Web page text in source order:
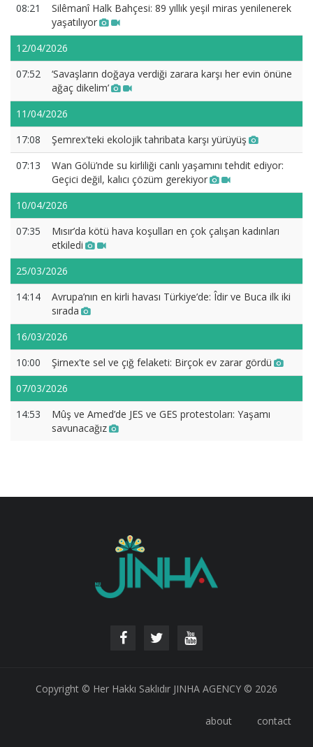
08:21
Silêmanî Halk Bahçesi: 89 yıllık yeşil miras yenilenerek
yaşatılıyor
12/04/2026
07:52
‘Savaşların doğaya verdiği zarara karşı her evin önüne
ağaç dikelim’
11/04/2026
17:08
Şemrex'teki ekolojik tahribata karşı yürüyüş
07:13
Wan Gölü’nde su kirliliği canlı yaşamını tehdit ediyor:
Geçici değil, kalıcı çözüm gerekiyor
10/04/2026
07:35
Mısır’da kötü hava koşulları en çok çalışan kadınları
etkiledi
25/03/2026
14:14
Avrupa’nın en kirli havası Türkiye’de: Îdir ve Buca ilk iki
sırada
16/03/2026
10:00
Şirnex'te sel ve çığ felaketi: Birçok ev zarar gördü
07/03/2026
14:53
Mûş ve Amed’de JES ve GES protestoları: Yaşamı
savunacağız
Copyright © Her Hakkı Saklıdır JINHA AGENCY © 2026
about contact